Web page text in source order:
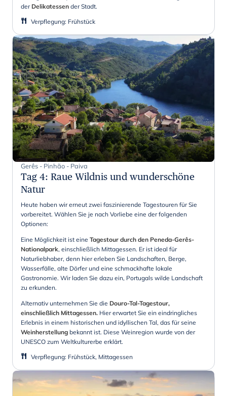
der Delikatessen der Stadt.
Verpflegung: Frühstück
Gerês - Pinhão - Paiva
Tag 4: Raue Wildnis und wunderschöne
Natur
Heute haben wir erneut zwei faszinierende Tagestouren für Sie
vorbereitet. Wählen Sie je nach Vorliebe eine der folgenden
Optionen:
Eine Möglichkeit ist eine Tagestour durch den Peneda-Gerês-
Nationalpark, einschließlich Mittagessen. Er ist ideal für
Naturliebhaber, denn hier erleben Sie Landschaften, Berge,
Wasserfälle, alte Dörfer und eine schmackhafte lokale
Gastronomie. Wir laden Sie dazu ein, Portugals wilde Landschaft
zu erkunden.
Alternativ unternehmen Sie die Douro-Tal-Tagestour,
einschließlich Mittagessen. Hier erwartet Sie ein eindringliches
Erlebnis in einem historischen und idyllischen Tal, das für seine
Weinherstellung bekannt ist. Diese Weinregion wurde von der
UNESCO zum Weltkulturerbe erklärt.
Verpflegung: Frühstück, Mittagessen